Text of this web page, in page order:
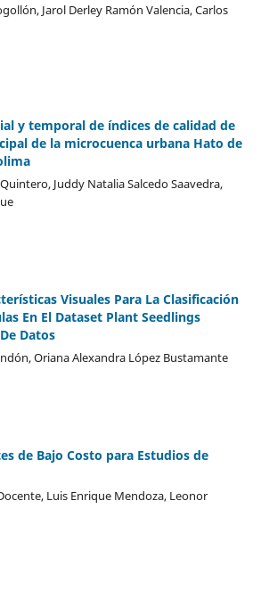
Jarol Derley Ramón Valencia, Carlos
y temporal de índices de calidad de
de la microcuenca urbana Hato de
Juddy Natalia Salcedo Saavedra,
Visuales Para La Clasificación
En El Dataset Plant Seedlings
Datos
Oriana Alexandra López Bustamante
de Bajo Costo para Estudios de
Luis Enrique Mendoza, Leonor